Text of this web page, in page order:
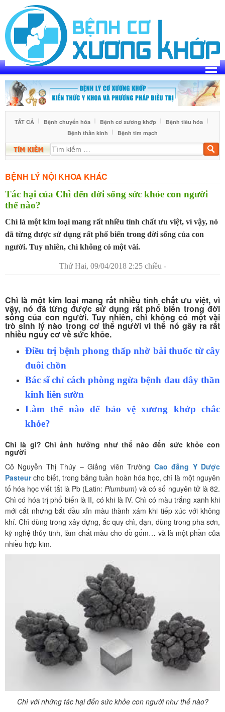
content
TẤT CẢ Bệnh chuyển hóa Bệnh cơ xương khớp
Bệnh tiêu hóa
Bệnh thần kinh
Bệnh tim mạch
Tìm
BỆNH LÝ NỘI KHOA KHÁC
Tác hại của Chì đến đời sống sức khỏe con người
thế nào?
Chì là một kim loại mang rất nhiều tính chất ưu việt, vì vậy, nó
đã từng được sử dụng rất phổ biến trong đời sống của con
người. Tuy nhiên, chì không có một vài.
Thứ Hai, 09/04/2018 2:25 chiều -
Chì là một kim loại mang rất nhiều tính chất ưu việt, vì
vậy, nó đã từng được sử dụng rất phổ biến trong đời
sống của con người. Tuy nhiên, chì không có một vài
trò sinh lý nào trong cơ thể người vì thế nó gây ra rất
nhiều nguy cơ về sức khỏe.
Điều trị bệnh phong thấp nhờ bài thuốc từ cây
đuôi chồn
Bác sĩ chỉ cách phòng ngừa bệnh đau dây thần
kinh liên sườn
Làm thế nào để bảo vệ xương khớp chắc
khỏe?
Chì là gì? Chì ảnh hưởng như thế nào đến sức khỏe con
người
Cô Nguyễn Thị Thúy – Giảng viên Trường Cao đẳng Y Dược
Pasteurcho biết, trong bảng tuần hoàn hóa học, chì là một nguyên
tố hóa học viết tắt là Pb (Latin:Plumbum) và có số nguyên tử là 82.
Chì có hóa trị phổ biến là II, có khi là IV. Chì có màu trắng xanh khi
mới cắt nhưng bắt đầu xỉn màu thành xám khi tiếp xúc với không
khí. Chì dùng trong xây dựng, ắc quy chì, đạn, dùng trong pha sơn,
kỹ nghệ thủy tinh, làm chất màu cho đồ gốm… và là một phần của
nhiều hợp kim.
Chì với những tác hại đến sức khỏe con người như thế nào?